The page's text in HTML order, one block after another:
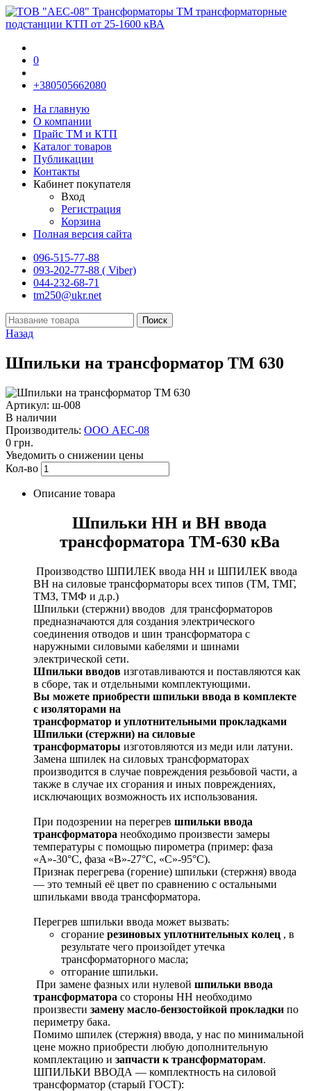
0
+380505662080
На главную
О компании
Прайс TM и КТП
Каталог товаров
Публикации
Контакты
Кабинет покупателя
Вход
Регистрация
Корзина
Полная версия сайта
096-515-77-88
093-202-77-88 ( Viber)
044-232-68-71
tm250@ukr.net
Назад
Шпильки на трансформатор ТМ 630
Артикул: ш-008
В наличии
Производитель: ООО АЕС-08
0 грн.
Уведомить о снижении цены
Кол-во
Описание товара
Шпильки НН и ВН ввода
трансформатора ТМ-630 кВа
Производство ШПИЛЕК ввода НН и ШПИЛЕК ввода
ВН на силовые трансформаторы всех типов (ТМ, ТМГ,
ТМЗ, ТМФ и д.р.)
Шпильки (стержни) вводов для трансформаторов
предназначаются для создания электрического
соединения отводов и шин трансформатора с
наружными силовыми кабелями и шинами
электрической сети.
Шпильки вводов изготавливаются и поставляются как
в сборе, так и отдельными комплектующими.
Вы можете приобрести шпильки ввода в комплекте
с изоляторами на
трансформатор и уплотнительными прокладками
Шпильки (стержни) на силовые
трансформаторы изготовляются из меди или латуни.
Замена шпилек на силовых трансформаторах
производится в случае повреждения резьбовой части, а
также в случае их сгорания и иных повреждениях,
исключающих возможность их использования.
При подозрении на перегрев шпильки ввода
трансформатора необходимо произвести замеры
температуры с помощью пирометра (пример: фаза
«А»-30°С, фаза «В»-27°С, «С»-95°С).
Признак перегрева (горение) шпильки (стержня) ввода
— это темный её цвет по сравнению с остальными
шпильками ввода трансформатора.
Перегрев шпильки ввода может вызвать:
сгорание резиновых уплотнительных колец , в
результате чего произойдет утечка
трансформаторного масла;
отгорание шпильки.
При замене фазных или нулевой шпильки ввода
трансформатора со стороны НН необходимо
произвести замену масло-бензостойкой прокладки по
периметру бака.
Помимо шпилек (стержня) ввода, у нас по минимальной
цене можно приобрести любую дополнительную
комплектацию и запчасти к трансформаторам.
ШПИЛЬКИ ВВОДА — комплектность на силовой
трансформатор (старый ГОСТ):